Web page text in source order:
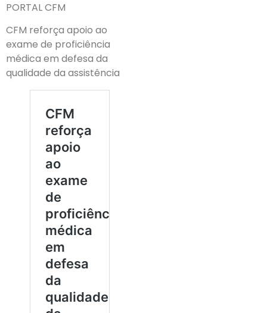
PORTAL CFM
CFM reforça apoio ao
exame de proficiência
médica em defesa da
qualidade da assistência